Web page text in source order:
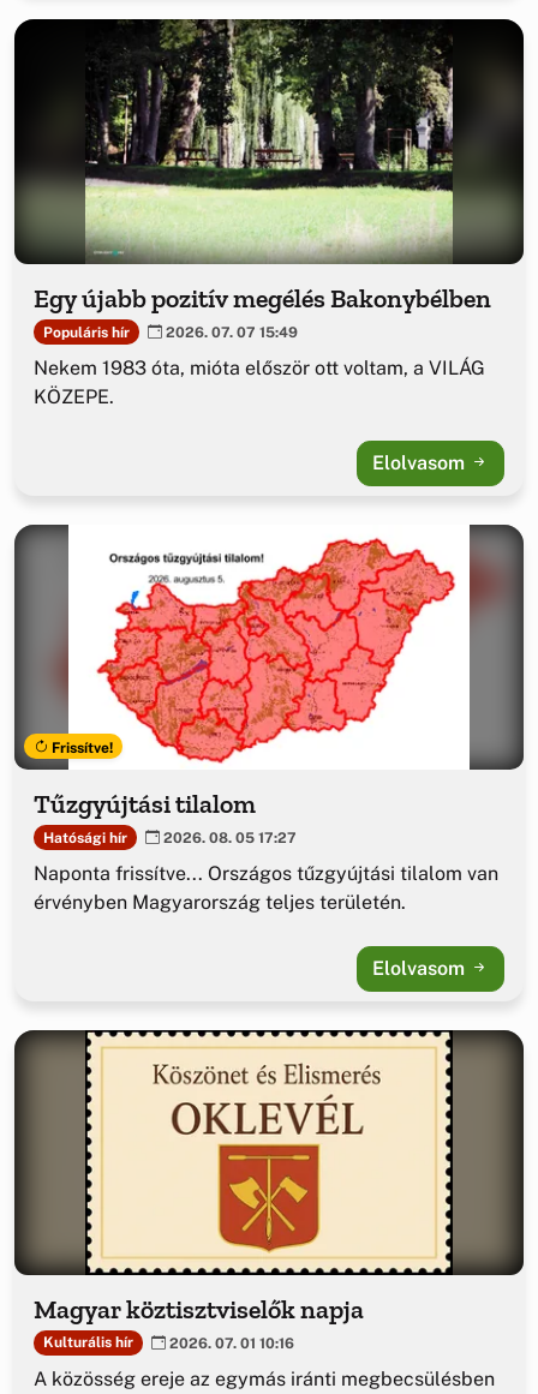
Egy újabb pozitív megélés Bakonybélben
Populáris hír 2026. 07. 07 15:49
Nekem 1983 óta, mióta először ott voltam, a VILÁG
KÖZEPE.
Elolvasom
Frissítve!
Tűzgyújtási tilalom
Hatósági hír 2026. 08. 05 17:27
Naponta frissítve... Országos tűzgyújtási tilalom van
érvényben Magyarország teljes területén.
Elolvasom
Magyar köztisztviselők napja
Kulturális hír 2026. 07. 01 10:16
A közösség ereje az egymás iránti megbecsülésben